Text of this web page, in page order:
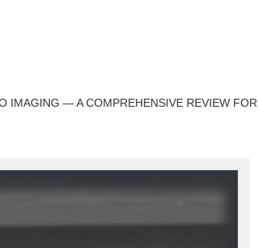
IMAGING — A COMPREHENSIVE REVIEW FOR